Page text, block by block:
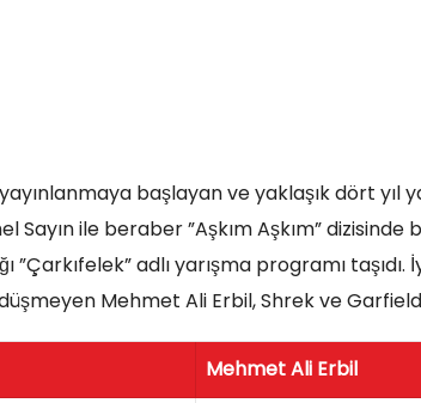
yayınlanmaya başlayan ve yaklaşık dört yıl
Sayın ile beraber ”Aşkım Aşkım” dizisinde
”Çarkıfelek” adlı yarışma programı
Mehmet Ali Erbil, Shrek ve
Mehmet Ali Erbil